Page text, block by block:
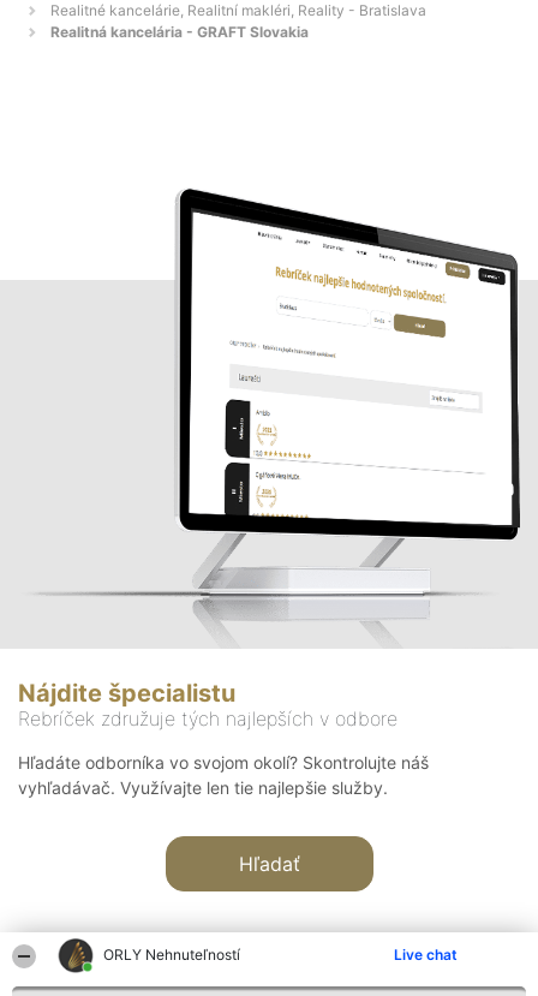
ORLY Nehnuteľností Live chat
Realitné kancelárie, Realitní makléri, Reality - Bratislava
Realitná kancelária - GRAFT Slovakia
Nájdite špecialistu
Rebríček združuje tých najlepších v odbore
Hľadáte odborníka vo svojom okolí? Skontrolujte náš
vyhľadávač. Využívajte len tie najlepšie služby.
Hľadať